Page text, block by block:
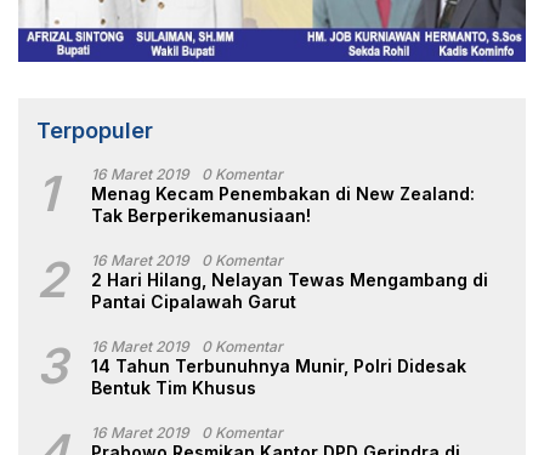
Terpopuler
1 16 Maret 2019 0 Komentar
Menag Kecam Penembakan di New Zealand:
Tak Berperikemanusiaan!
2 16 Maret 2019 0 Komentar
2 Hari Hilang, Nelayan Tewas Mengambang di
Pantai Cipalawah Garut
3 16 Maret 2019 0 Komentar
14 Tahun Terbunuhnya Munir, Polri Didesak
Bentuk Tim Khusus
16 Maret 2019 0 Komentar